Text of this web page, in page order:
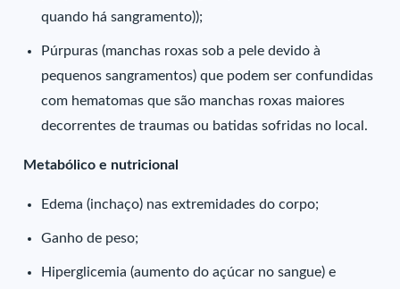
quando há sangramento));
Púrpuras (manchas roxas sob a pele devido à
pequenos sangramentos) que podem ser confundidas
com hematomas que são manchas roxas maiores
decorrentes de traumas ou batidas sofridas no local.
Metabólico e nutricional
Edema (inchaço) nas extremidades do corpo;
Ganho de peso;
Hiperglicemia (aumento do açúcar no sangue) e